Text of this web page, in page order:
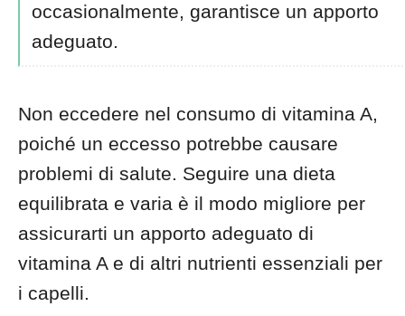
occasionalmente, garantisce un apporto
adeguato.
Non eccedere nel consumo di vitamina A,
poiché un eccesso potrebbe causare
problemi di salute. Seguire una dieta
equilibrata e varia è il modo migliore per
assicurarti un apporto adeguato di
vitamina A e di altri nutrienti essenziali per
i capelli.